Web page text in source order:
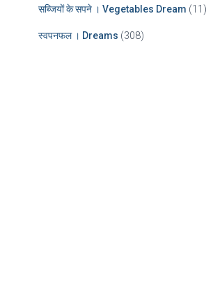
सब्जियों के सपने । Vegetables Dream (11)
स्वपनफल । Dreams (308)